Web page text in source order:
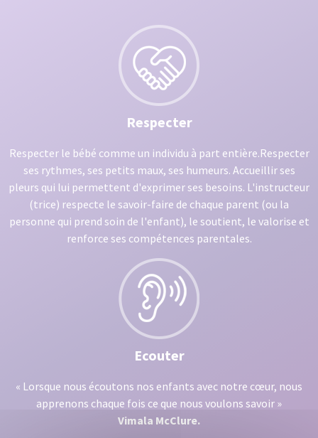
Respecter
Respecter le bébé comme un individu à part entière.Respecter
ses rythmes, ses petits maux, ses humeurs. Accueillir ses
pleurs qui lui permettent d'exprimer ses besoins. L'instructeur
(trice) respecte le savoir-faire de chaque parent (ou la
personne qui prend soin de l'enfant), le soutient, le valorise et
renforce ses compétences parentales.
Ecouter
« Lorsque nous écoutons nos enfants avec notre cœur, nous
apprenons chaque fois ce que nous voulons savoir »
Vimala McClure.